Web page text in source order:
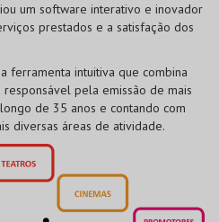
um software interativo e inovador
prestados e a satisfação dos
ferramenta intuitiva que combina
pela emissão de mais
de 35 anos e contando com
diversas áreas de atividade.